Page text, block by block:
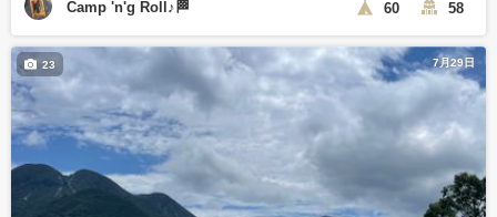
Camp 'n'g Roll♪🏁 60 58
7月29日
23